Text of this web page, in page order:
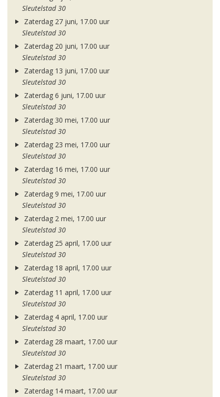
Sleutelstad 30
Zaterdag 27 juni, 17.00 uur
Sleutelstad 30
Zaterdag 20 juni, 17.00 uur
Sleutelstad 30
Zaterdag 13 juni, 17.00 uur
Sleutelstad 30
Zaterdag 6 juni, 17.00 uur
Sleutelstad 30
Zaterdag 30 mei, 17.00 uur
Sleutelstad 30
Zaterdag 23 mei, 17.00 uur
Sleutelstad 30
Zaterdag 16 mei, 17.00 uur
Sleutelstad 30
Zaterdag 9 mei, 17.00 uur
Sleutelstad 30
Zaterdag 2 mei, 17.00 uur
Sleutelstad 30
Zaterdag 25 april, 17.00 uur
Sleutelstad 30
Zaterdag 18 april, 17.00 uur
Sleutelstad 30
Zaterdag 11 april, 17.00 uur
Sleutelstad 30
Zaterdag 4 april, 17.00 uur
Sleutelstad 30
Zaterdag 28 maart, 17.00 uur
Sleutelstad 30
Zaterdag 21 maart, 17.00 uur
Sleutelstad 30
Zaterdag 14 maart, 17.00 uur